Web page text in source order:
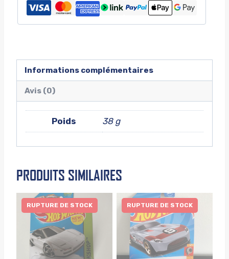
Informations complémentaires
Avis (0)
Poids 38 g
PRODUITS SIMILAIRES
RUPTURE DE STOCK RUPTURE DE STOCK